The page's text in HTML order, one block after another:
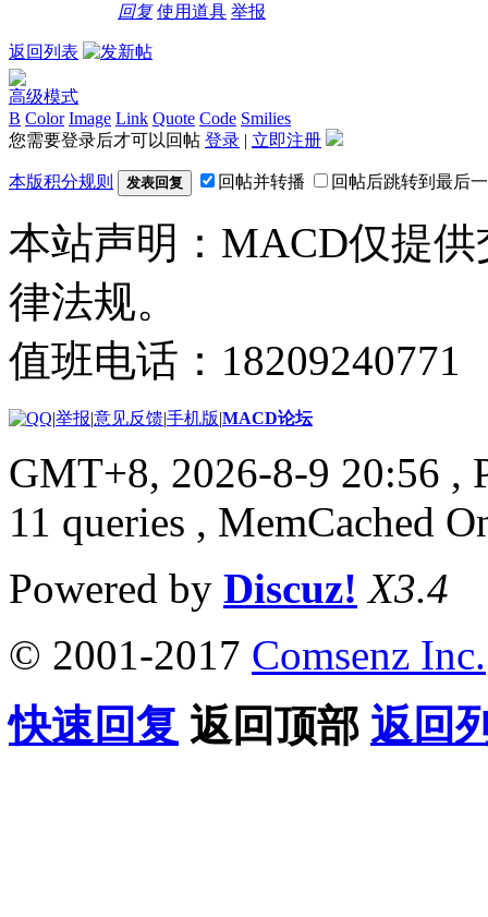
回复 使用道具 举报
返回列表
高级模式
B Color Image Link Quote Code Smilies
您需要登录后才可以回帖 登录 | 立即注册
本版积分规则 发表回复 回帖并转播 回帖后跳转到最后
本站声明：MACD仅提
律法规。
值班电话：
|举报|意见反馈|手机版|MACD论坛
GMT+8, 2026-8-9 20:56 ,
11 queries , MemCached
Powered by Discuz! X3.4
© 2001-2017 Comsenz Inc.
快速回复 返回顶部 返回